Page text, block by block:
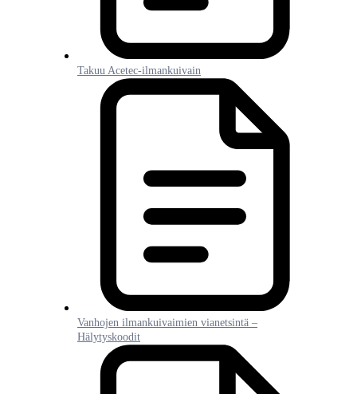
Takuu Acetec-ilmankuivain
Vanhojen ilmankuivaimien vianetsintä –
Hälytyskoodit